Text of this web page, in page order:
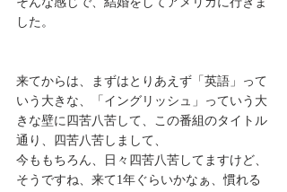
した。
来てからは、まずはとりあえず「英語」って
いう大きな、「イングリッシュ」っていう大
きな壁に四苦八苦して、この番組のタイトル
通り、四苦八苦しまして、
今ももちろん、日々四苦八苦してますけど、
そうですね、来て1年ぐらいかなぁ、慣れる